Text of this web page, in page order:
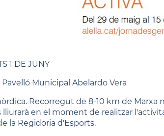
1 DE JUNY
Pavelló Municipal Abelardo Vera
Recorregut de 8-10 km de Marxa
lliurarà en el moment de realitzar
la Regidoria d'Esports.